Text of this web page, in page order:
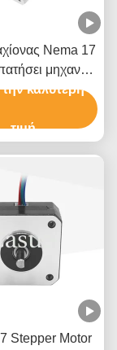
Nema 17
μηχανή
2 ρομπότ
καλύτερη
τιμή
Stepper Motor